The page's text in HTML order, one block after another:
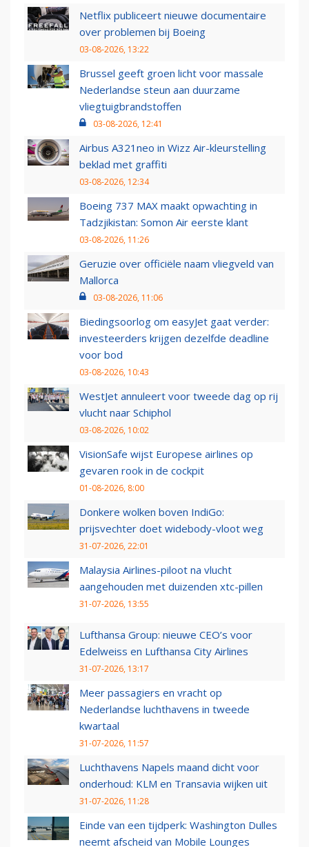
Netflix publiceert nieuwe documentaire
over problemen bij Boeing
03-08-2026, 13:22
Brussel geeft groen licht voor massale
Nederlandse steun aan duurzame
vliegtuigbrandstoffen
03-08-2026, 12:41
Airbus A321neo in Wizz Air-kleurstelling
beklad met graffiti
03-08-2026, 12:34
Boeing 737 MAX maakt opwachting in
Tadzjikistan: Somon Air eerste klant
03-08-2026, 11:26
Geruzie over officiële naam vliegveld van
Mallorca
03-08-2026, 11:06
Biedingsoorlog om easyJet gaat verder:
investeerders krijgen dezelfde deadline
voor bod
03-08-2026, 10:43
WestJet annuleert voor tweede dag op rij
vlucht naar Schiphol
03-08-2026, 10:02
VisionSafe wijst Europese airlines op
gevaren rook in de cockpit
01-08-2026, 8:00
Donkere wolken boven IndiGo:
prijsvechter doet widebody-vloot weg
31-07-2026, 22:01
Malaysia Airlines-piloot na vlucht
aangehouden met duizenden xtc-pillen
31-07-2026, 13:55
Lufthansa Group: nieuwe CEO’s voor
Edelweiss en Lufthansa City Airlines
31-07-2026, 13:17
Meer passagiers en vracht op
Nederlandse luchthavens in tweede
kwartaal
31-07-2026, 11:57
Luchthavens Napels maand dicht voor
onderhoud: KLM en Transavia wijken uit
31-07-2026, 11:28
Einde van een tijdperk: Washington Dulles
neemt afscheid van Mobile Lounges